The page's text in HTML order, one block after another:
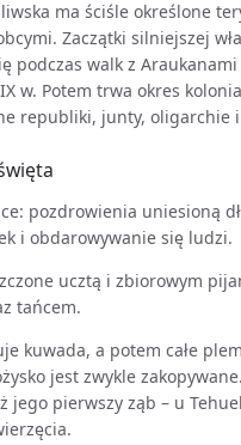
ma ściśle określone
Zaczątki silniejszej
podczas walk z Araukanami
w. Potem trwa okres
republiki, junty, oligarchie
pozdrowienia uniesioną
i obdarowywanie się ludzi.
ucztą i zbiorowym
tańcem.
kuwada, a potem całe
jest zwykle
jego pierwszy ząb – u